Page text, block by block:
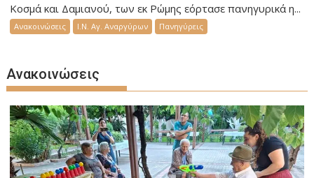
Κοσμά και Δαμιανού, των εκ Ρώμης εόρτασε πανηγυρικά η...
Ανακοινώσεις Ι.Ν. Αγ. Αναργύρων Πανηγύρεις
Ανακοινώσεις